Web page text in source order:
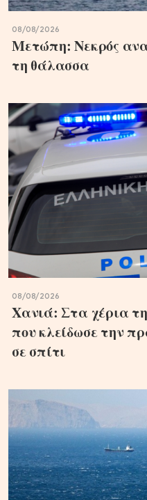
08/08/2026
Μετώπη: Νεκρός
τη θάλασσα
08/08/2026
Χανιά: Στα χέρια
που κλείδωσε την
σε σπίτι